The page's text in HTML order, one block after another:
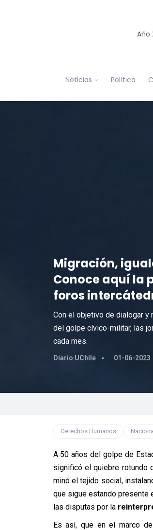
Año
Noticias Política
Migración,
Conoce aquí la
foros
Con el objetivo de dialogar
del golpe cívico-militar, las
cada mes.
Diario UChile 01-06-2023
Derechos Humanos Nacional
A 50 años del golpe de
significó el quiebre rotundo
minó el tejido social,
que sigue estando presente
las disputas por la
Es así, que en el marco